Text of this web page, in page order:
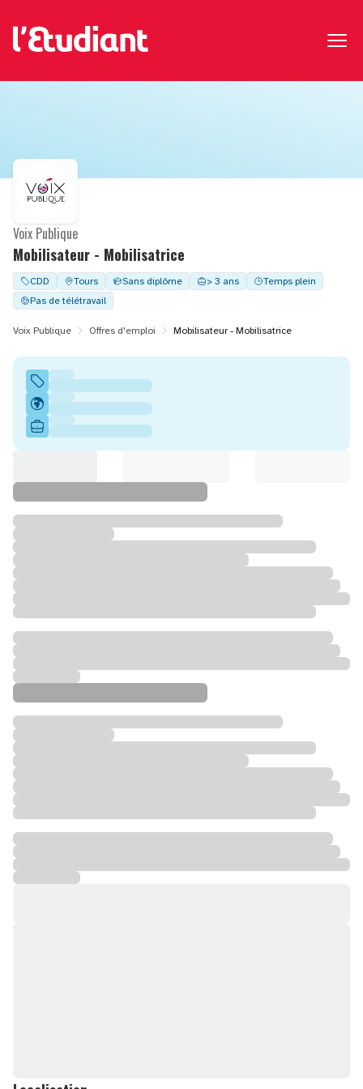
Mobilisateur - Mobilisatrice
Voix Publique
CDD Tours Sans diplôme > 3 ans
Temps plein
Pas de télétravail
Voix Publique Offres d'emploi Mobilisateur - Mobilisatrice